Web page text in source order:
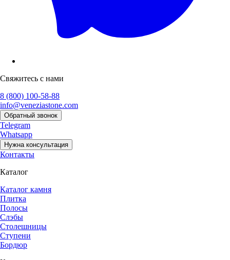
Свяжитесь с нами
8 (800) 100-58-88
info@veneziastone.com
Обратный звонок
Telegram
Whatsapp
Нужна консультация
Контакты
Каталог
Каталог камня
Плитка
Полосы
Слэбы
Столешницы
Ступени
Бордюр